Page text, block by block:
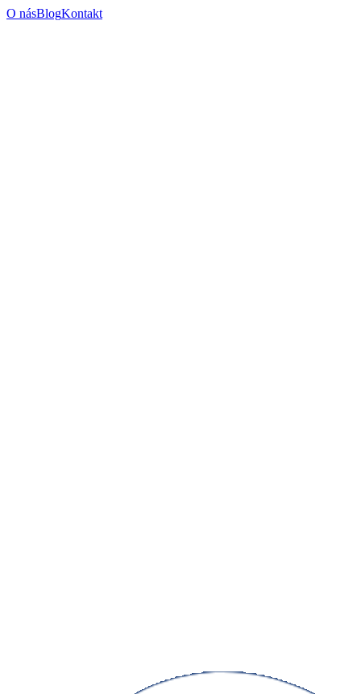
O násBlogKontakt